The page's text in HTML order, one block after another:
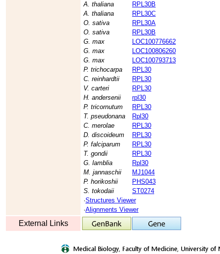
A. thaliana
RPL30B
A. thaliana
RPL30C
O. sativa
RPL30A
O. sativa
RPL30B
G. max
LOC100776662
G. max
LOC100806260
G. max
LOC100793713
P. trichocarpa
RPL30
C. reinhardtii
RPL30
V. carteri
RPL30
H. andersenii
rpl30
P. tricornutum
RPL30
T. pseudonana
Rpl30
C. merolae
RPL30
D. discoideum
RPL30
P. falciparum
RPL30
T. gondii
RPL30
G. lamblia
Rpl30
M. jannaschii
MJ1044
P. horikoshii
PHS043
S. tokodaii
ST0274
·Structures Viewer
·Alignments Viewer
External Links